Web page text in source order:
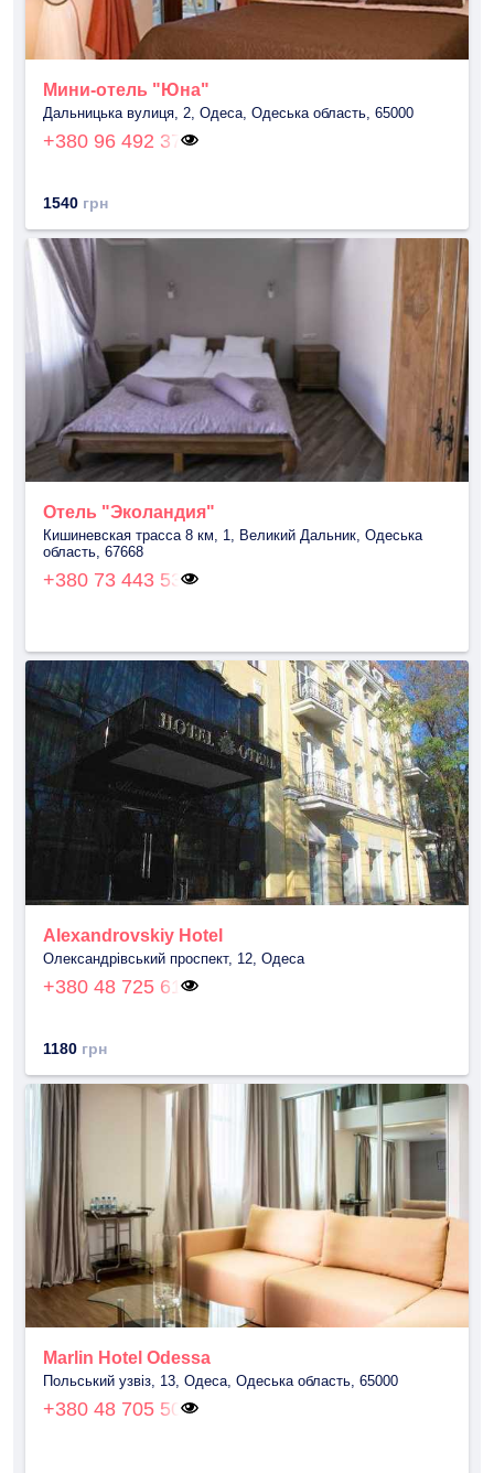
Мини-отель "Юна"
Дальницька вулиця, 2, Одеса, Одеська область, 65000
+380 96 492 37
1540 грн
Отель "Эколандия"
Кишиневская трасса 8 км, 1, Великий Дальник, Одеська
область, 67668
+380 73 443 53
Alexandrovskiy Hotel
Олександрівський проспект, 12, Одеса
+380 48 725 61
1180 грн
Marlin Hotel Odessa
Польський узвіз, 13, Одеса, Одеська область, 65000
+380 48 705 50